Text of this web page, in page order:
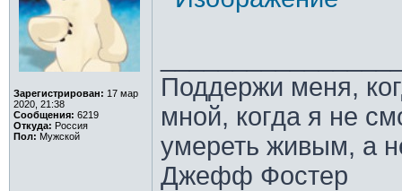
Зарегистрирован: 17 мар
2020, 21:38
Сообщения: 6219
Откуда: Россия
Пол: Мужской
Поддержи меня,
мной, когда я не
умереть живым, а
Джефф Фостер